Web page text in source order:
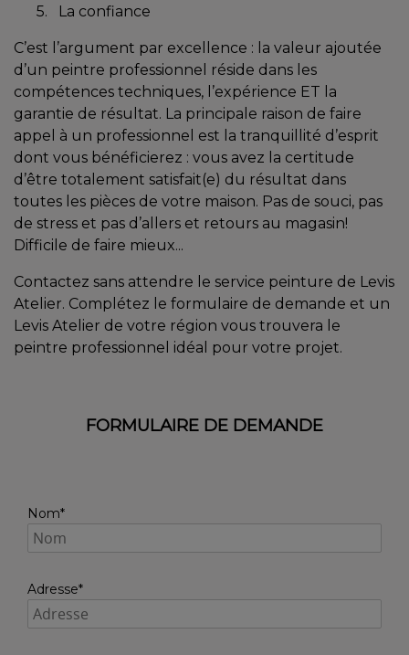
5. La confiance
C’est l’argument par excellence : la valeur ajoutée
d’un peintre professionnel réside dans les
compétences techniques, l’expérience ET la
garantie de résultat. La principale raison de faire
appel à un professionnel est la tranquillité d’esprit
dont vous bénéficierez : vous avez la certitude
d’être totalement satisfait(e) du résultat dans
toutes les pièces de votre maison. Pas de souci, pas
de stress et pas d’allers et retours au magasin!
Difficile de faire mieux...
Contactez sans attendre le service peinture de Levis
Atelier. Complétez le formulaire de demande et un
Levis Atelier de votre région vous trouvera le
peintre professionnel idéal pour votre projet.
FORMULAIRE DE DEMANDE
Nom*
Adresse*